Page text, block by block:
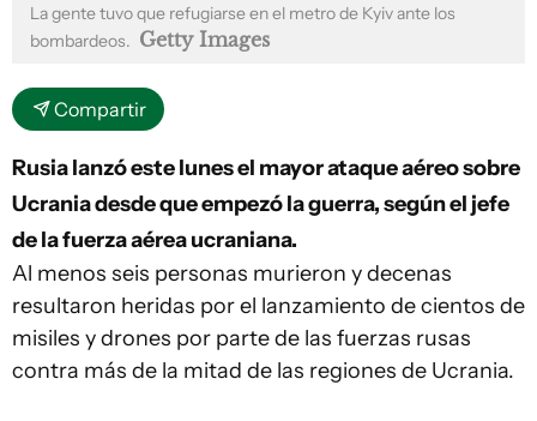
La gente tuvo que refugiarse en el metro de Kyiv ante los
bombardeos. Getty Images
Compartir
Rusia lanzó este lunes el mayor ataque aéreo sobre
Ucrania desde que empezó la guerra, según el jefe
de la fuerza aérea ucraniana.
Al menos seis personas murieron y decenas
resultaron heridas por el lanzamiento de cientos de
misiles y drones por parte de las fuerzas rusas
contra más de la mitad de las regiones de Ucrania.